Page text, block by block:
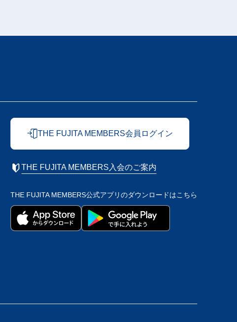
THE FUJITA MEMBERS会員ログイン
THE FUJITA MEMBERS入会のご案内
THE FUJITA MEMBERS公式アプリのダウンロードはこちら